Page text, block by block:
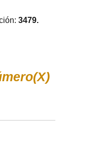
3479.